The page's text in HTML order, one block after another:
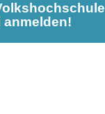
anmelden!